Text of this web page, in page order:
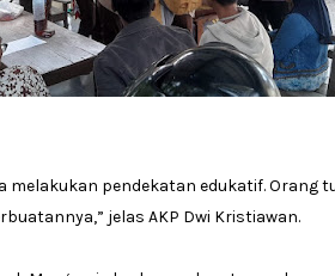
melakukan pendekatan edukatif. Orang
jelas AKP Dwi Kristiawan.